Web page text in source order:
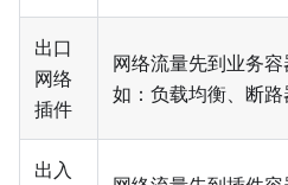
出口
网络
插件
网络流量先到业务
如：负载均衡、断
出入